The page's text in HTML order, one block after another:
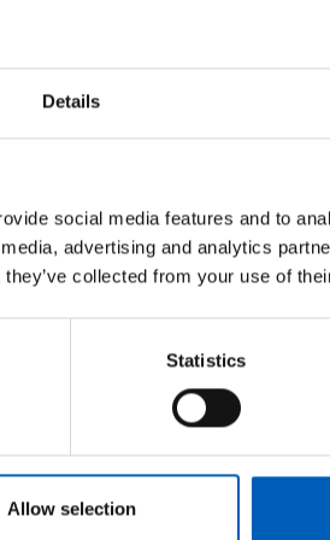
Details
social media features and to
advertising and analytics
collected from your use of
Statistics
Allow selection
var den længste
"Den Anden
af den "første
konflikten med syd var
i det nordvestlige
Sudan – Darfur).
blev der underskrevet
og Sudan
Fredsaftalen indebar
om oprettelsen af
blev der afholdt et
stemte for, at
at modstanden mod
folket i syd, det, der i